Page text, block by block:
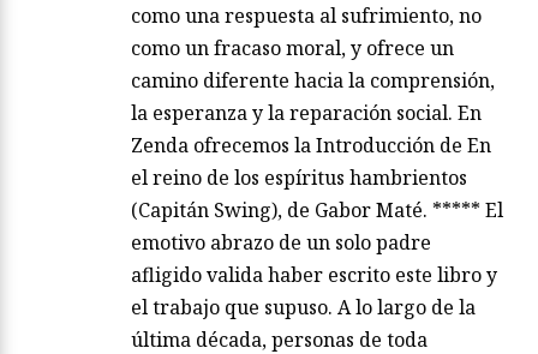
como una respuesta al sufrimiento, no
como un fracaso moral, y ofrece un
camino diferente hacia la comprensión,
la esperanza y la reparación social. En
Zenda ofrecemos la Introducción de En
el reino de los espíritus hambrientos
(Capitán Swing), de Gabor Maté. ***** El
emotivo abrazo de un solo padre
afligido valida haber escrito este libro y
el trabajo que supuso. A lo largo de la
última década, personas de toda